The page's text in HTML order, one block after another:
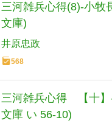
三河雑兵心得(8)-小牧
文庫)
井原忠政
568
三河雑兵心得 【十】
文庫 い 56-10)